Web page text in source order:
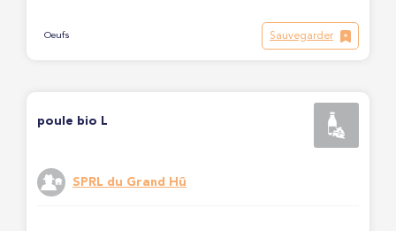
Oeufs Sauvegarder
poule bio L
SPRL du Grand Hû